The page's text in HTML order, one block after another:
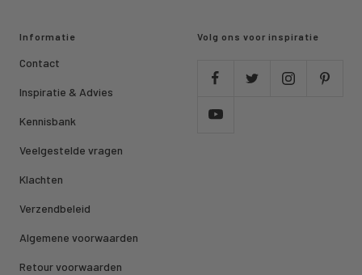
Informatie
Contact
Inspiratie & Advies
Kennisbank
Veelgestelde vragen
Klachten
Verzendbeleid
Algemene voorwaarden
Retour voorwaarden
Volg ons voor inspiratie